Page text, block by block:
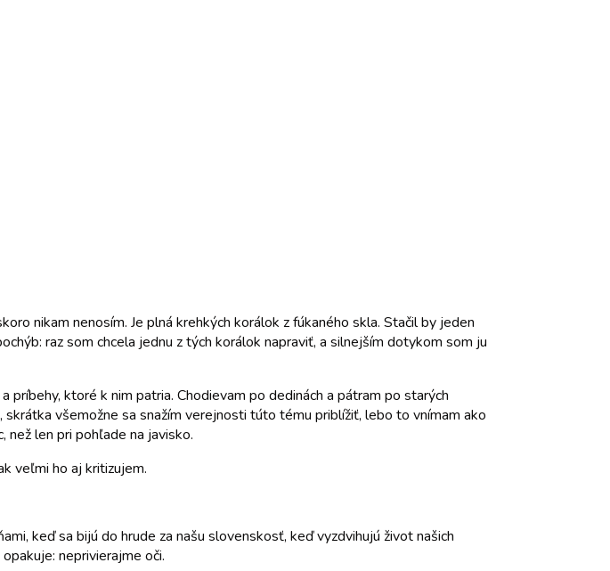
nikam nenosím. Je plná krehkých korálok z fúkaného skla. Stačil by jeden
raz som chcela jednu z tých korálok napraviť, a silnejším dotykom som ju
ktoré k nim patria. Chodievam po dedinách a pátram po starých
všemožne sa snažím verejnosti túto tému priblížiť, lebo to vnímam ako
než len pri pohľade na javisko.
veľmi ho aj kritizujem.
keď sa bijú do hrude za našu slovenskosť, keď vyzdvihujú život našich
neprivierajme oči.